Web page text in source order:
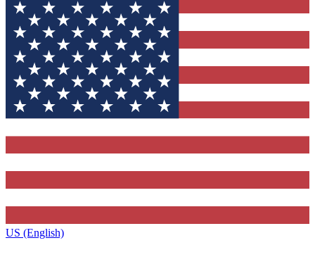
US (English)